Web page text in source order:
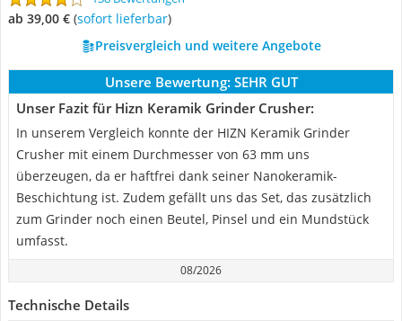
ab 39,00 € ( Sofort lieferbar)
Preisvergleich und weitere Angebote
Unsere Bewertung: SEHR GUT
Unser Fazit für Hizn Keramik Grinder Crusher:
In unserem Vergleich konnte der HIZN Keramik Grinder
Crusher mit einem Durchmesser von 63 mm uns
überzeugen, da er haftfrei dank seiner Nanokeramik-
Beschichtung ist. Zudem gefällt uns das Set, das zusätzlich
zum Grinder noch einen Beutel, Pinsel und ein Mundstück
umfasst.
08/2026
Technische Details